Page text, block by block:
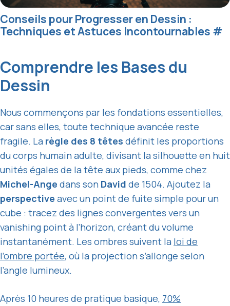
Conseils pour Progresser en Dessin :
Techniques et Astuces Incontournables #
Comprendre les Bases du
Dessin
Nous commençons par les fondations essentielles,
car sans elles, toute technique avancée reste
fragile. La règle des 8 têtes définit les proportions
du corps humain adulte, divisant la silhouette en huit
unités égales de la tête aux pieds, comme chez
Michel-Ange dans son David de 1504. Ajoutez la
perspective avec un point de fuite simple pour un
cube : tracez des lignes convergentes vers un
vanishing point à l’horizon, créant du volume
instantanément. Les ombres suivent la loi de
l’ombre portée, où la projection s’allonge selon
l’angle lumineux.
Après 10 heures de pratique basique, 70%